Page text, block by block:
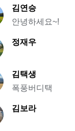
김연승
안녕하세요~!
정재우
김택생
폭풍버디택
김보라